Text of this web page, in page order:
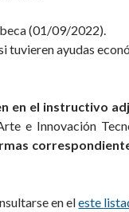
(01/09/2022).
tuvieren ayudas
en el instructivo
e Innovación
en eleste